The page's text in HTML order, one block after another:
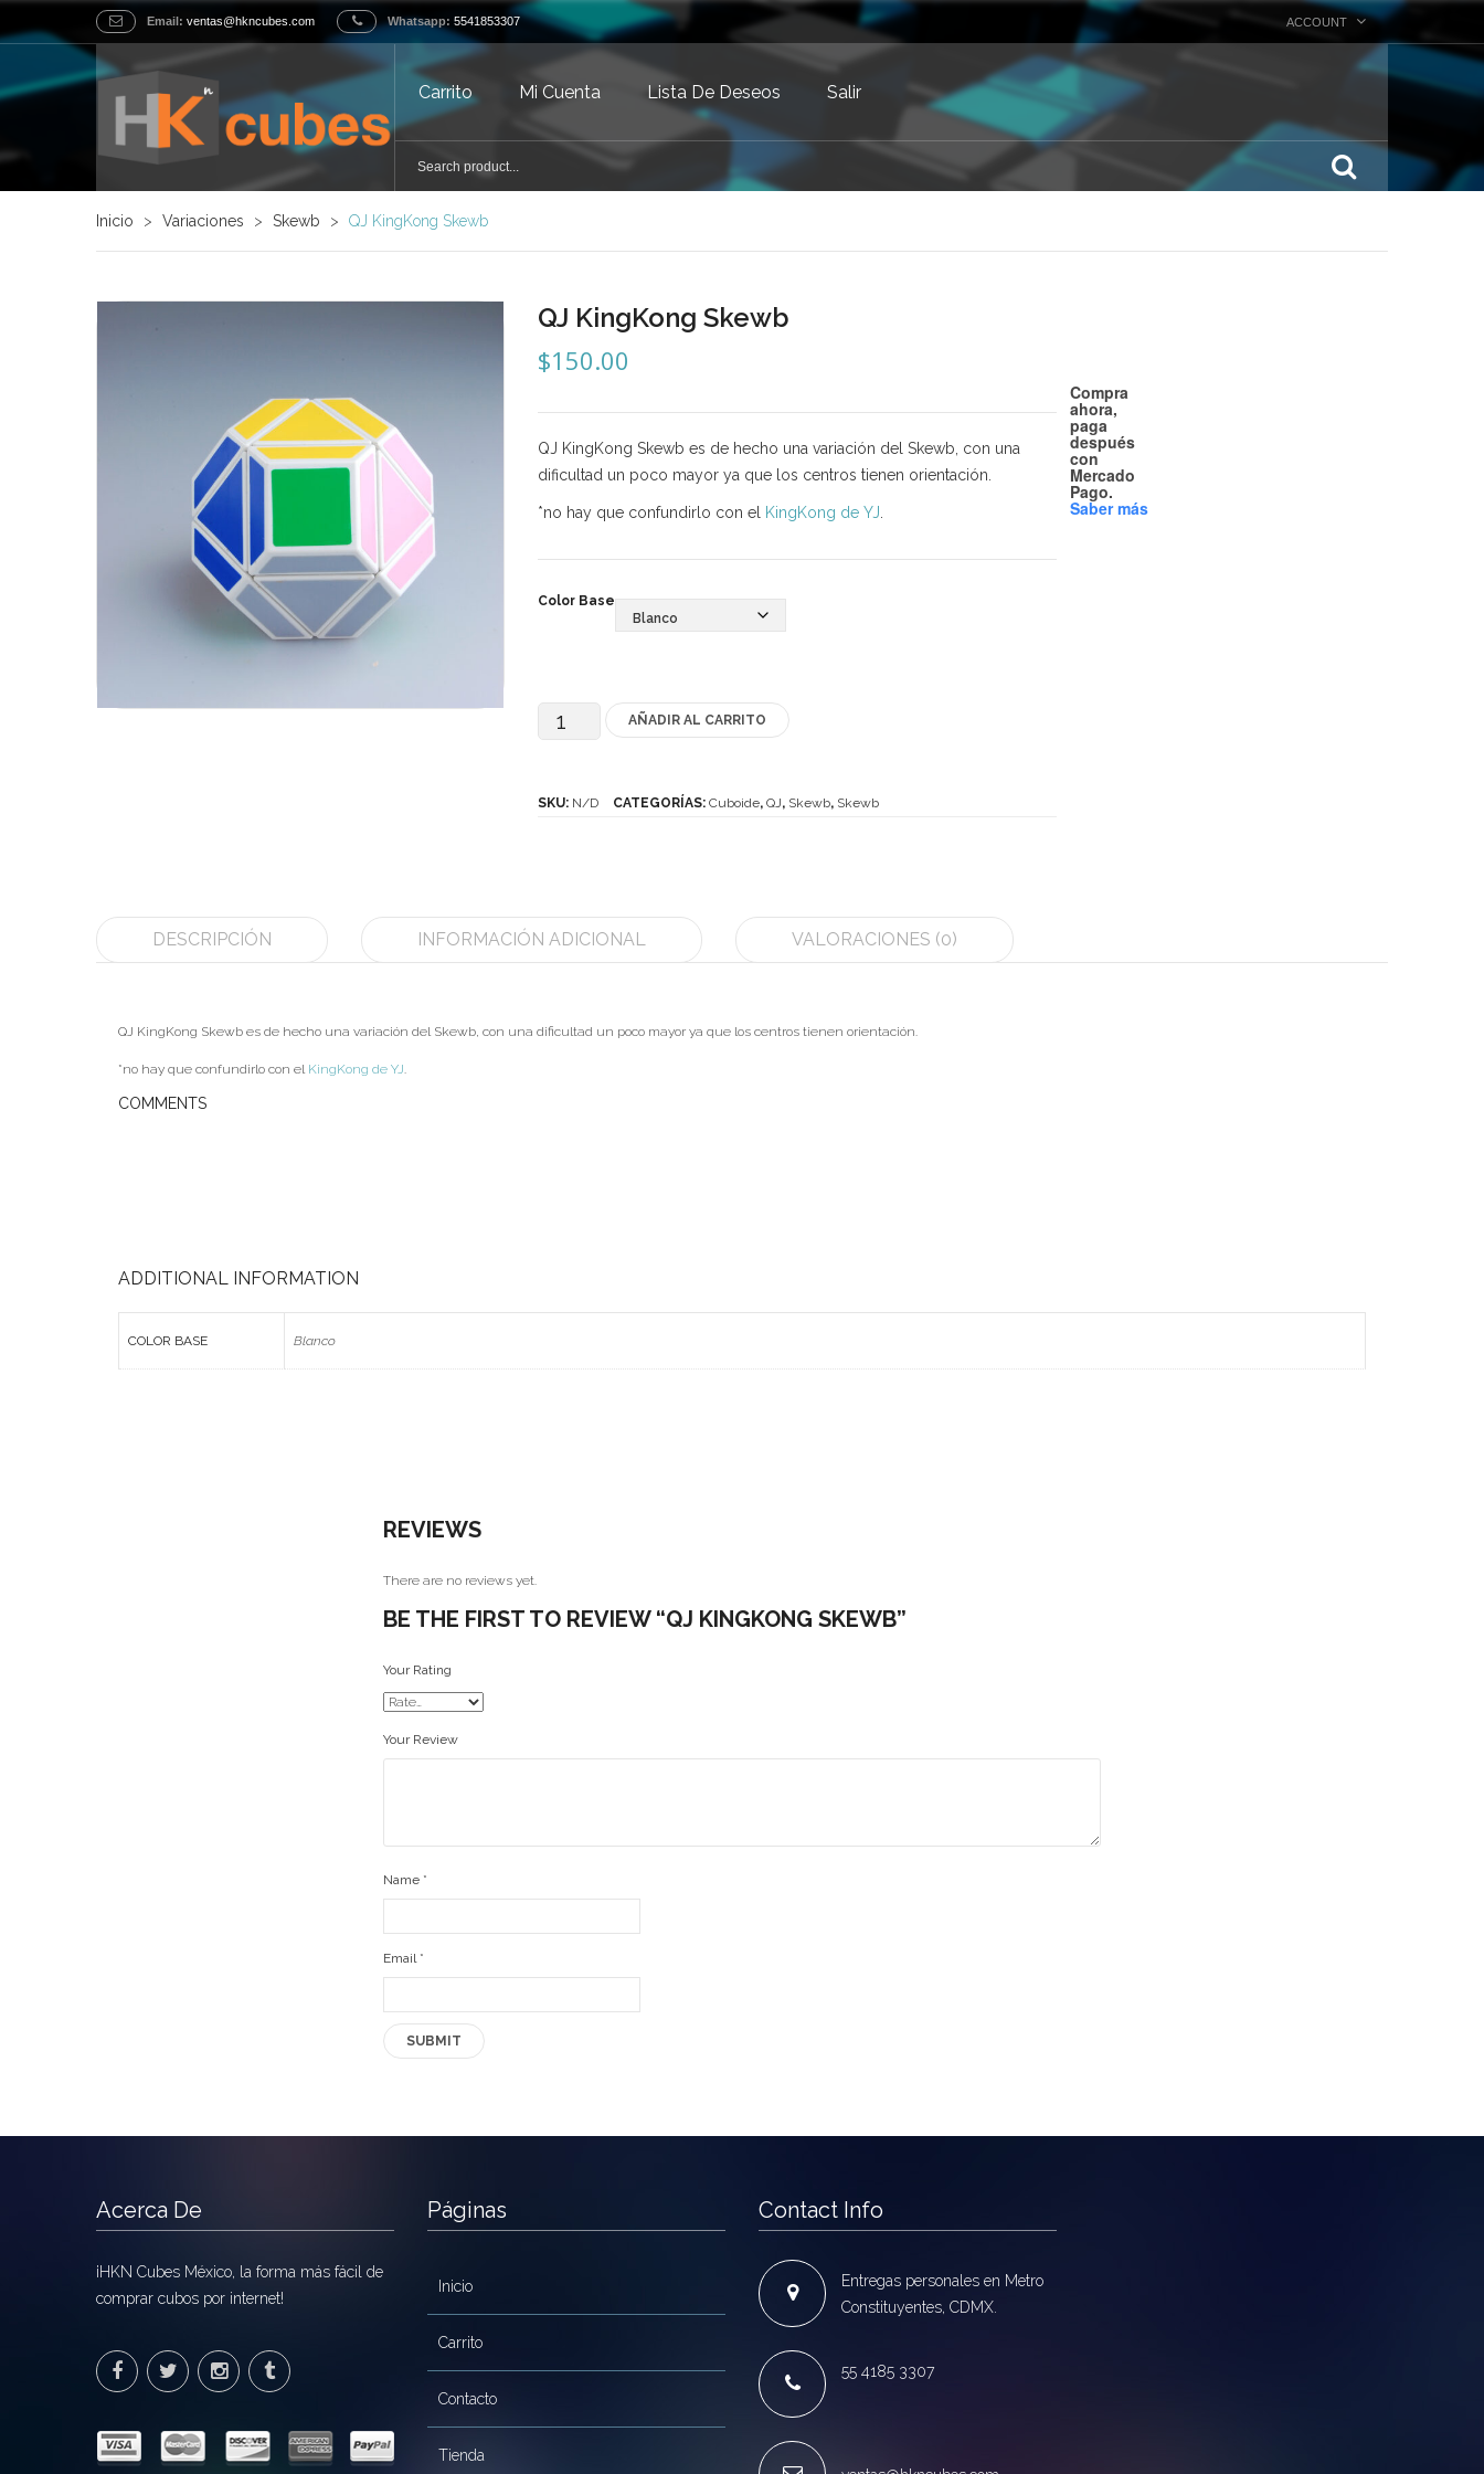
Email: ventas@hkncubes.com Whatsapp: 5541853307 ACCOUNT
Carrito Mi Cuenta Lista De Deseos Salir
Inicio > Variaciones > Skewb > QJ KingKong Skewb
QJ KingKong Skewb
$150.00
QJ KingKong Skewb es de hecho una variación del Skewb, con una
dificultad un poco mayor ya que los centros tienen orientación.
*no hay que confundirlo con el KingKong de YJ
Compra
ahora,
paga
después
con
Mercado
Pago.
Saber más
Color Base
AÑADIR AL CARRITO
SKU: N/D CATEGORÍAS: Cuboide, QJ, Skewb, Skewb
DESCRIPCIÓN INFORMACIÓN ADICIONAL VALORACIONES (0)
QJ KingKong Skewb es de hecho una variación del Skewb, con una dificultad un poco mayor ya que los centros tienen orientación.
*no hay que confundirlo con el KingKong de YJ.
COMMENTS
ADDITIONAL INFORMATION
COLOR BASE Blanco
REVIEWS
There are no reviews yet.
BE THE FIRST TO REVIEW “QJ KINGKONG SKEWB”
Your Rating
Your Review
Name *
Email *
Acerca De
¡HKN Cubes México, la forma más fácil de
comprar cubos por internet!
Páginas
Inicio
Carrito
Contacto
Tienda
Contact Info
Entregas personales en Metro
Constituyentes, CDMX.
55 4185 3307